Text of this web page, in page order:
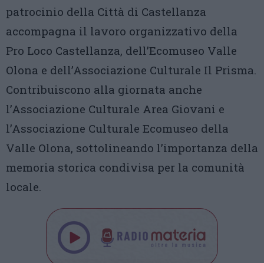
patrocinio della Città di Castellanza
accompagna il lavoro organizzativo della
Pro Loco Castellanza, dell’Ecomuseo Valle
Olona e dell’Associazione Culturale Il Prisma.
Contribuiscono alla giornata anche
l’Associazione Culturale Area Giovani e
l’Associazione Culturale Ecomuseo della
Valle Olona, sottolineando l’importanza della
memoria storica condivisa per la comunità
locale.